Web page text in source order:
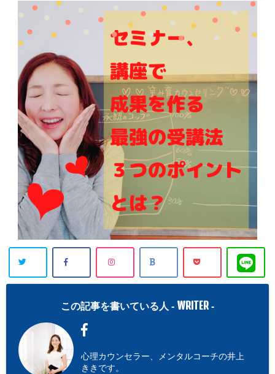
この記事を書いている人 - WRITER -
心理カウンセラー、メンタルコーチの井上
ききです。